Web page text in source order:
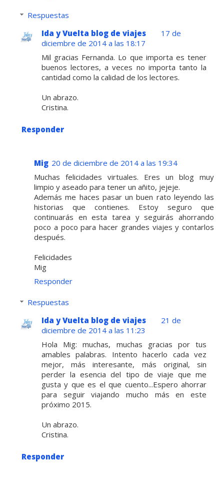
Respuestas
Ida y Vuelta blog de viajes
17 de
diciembre de 2014 a las 18:17
Mil gracias Fernanda. Lo que importa es tener
buenos lectores, a veces no importa tanto la
cantidad como la calidad de los lectores.
Un abrazo.
Cristina.
Responder
Mig 20 de diciembre de 2014 a las 19:34
Muchas felicidades virtuales. Eres un blog muy
limpio y aseado para tener un añito, jejeje.
Además me haces pasar un buen rato leyendo las
historias que contienes. Estoy seguro que
continuarás en esta tarea y seguirás ahorrando
poco a poco para hacer grandes viajes y contarlos
después.
Felicidades
Mig
Responder
Respuestas
Ida y Vuelta blog de viajes
21 de
diciembre de 2014 a las 11:23
Hola Mig: muchas, muchas gracias por tus
amables palabras. Intento hacerlo cada vez
mejor, más interesante, más original, sin
perder la esencia del tipo de viaje que me
gusta y que es el que cuento...Espero ahorrar
para seguir viajando mucho más en este
próximo 2015.
Un abrazo.
Cristina.
Responder